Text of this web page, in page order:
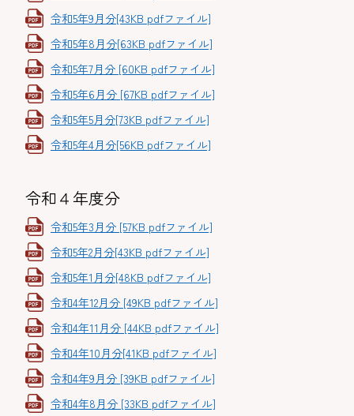
令和5年9月分[43KB pdfファイル]
令和5年8月分[63KB pdfファイル]
令和5年7月分 [60KB pdfファイル]
令和5年6月分 [67KB pdfファイル]
令和5年5月分[73KB pdfファイル]
令和5年4月分[56KB pdfファイル]
令和４年度分
令和5年3月分 [57KB pdfファイル]
令和5年2月分[43KB pdfファイル]
令和5年1月分[48KB pdfファイル]
令和4年12月分 [49KB pdfファイル]
令和4年11月分 [44KB pdfファイル]
令和4年10月分[41KB pdfファイル]
令和4年9月分 [39KB pdfファイル]
令和4年8月分 [33KB pdfファイル]